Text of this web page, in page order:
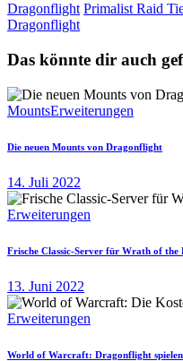
Dragonflight Primalist Raid
Dragonflight
Das könnte dir auch
MountsErweiterungen
Die neuen Mounts von Dragonflight
14. Juli 2022
Erweiterungen
Frische Classic-Server für Wrath of the
13. Juni 2022
Erweiterungen
World of Warcraft: Dragonflight